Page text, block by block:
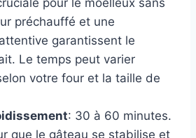
préchauffé et une
garantissent le
Le temps peut varier
votre four et la taille de
: 30 à 60 minutes.
que le gâteau se stabilise et